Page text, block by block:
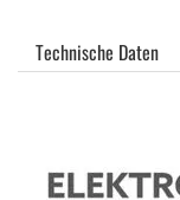
Technische Daten